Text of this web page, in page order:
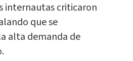
internautas criticaron
que se
alta demanda de